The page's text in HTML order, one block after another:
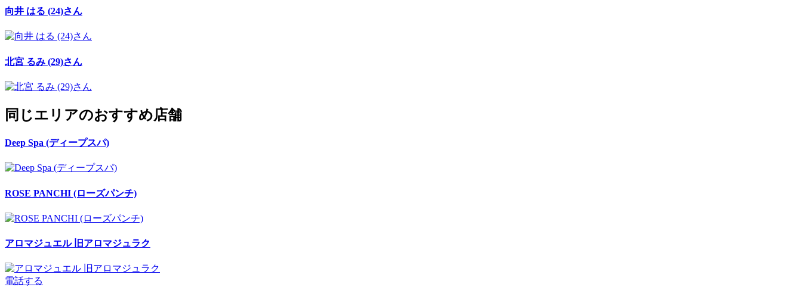
向井 はる (24)さん
北宮 るみ (29)さん
同じエリアのおすすめ店舗
Deep Spa (ディープスパ)
ROSE PANCHI (ローズパンチ)
アロマジュエル 旧アロマジュラク
電話する